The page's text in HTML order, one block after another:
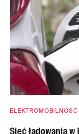
ELEKTROMOBILNOŚĆ
Sieć ładowania